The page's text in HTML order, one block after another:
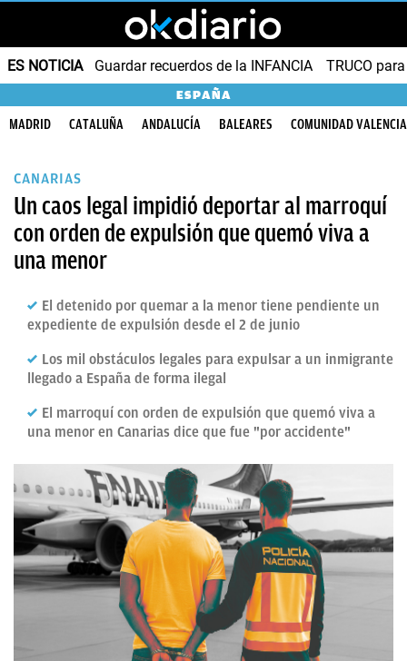
ES NOTICIA Guardar recuerdos de la INFANCIA TRUCO
ESPAÑA
MADRID CATALUÑA ANDALUCÍA BALEARES COMUNIDAD
CANARIAS
Un caos legal impidió deportar al marroquí
con orden de expulsión que quemó viva a
una menor
El detenido por quemar a la menor tiene pendiente un
expediente de expulsión desde el 2 de junio
Los mil obstáculos legales para expulsar a un inmigrante
llegado a España de forma ilegal
El marroquí con orden de expulsión que quemó viva a
una menor en Canarias dice que fue "por accidente"